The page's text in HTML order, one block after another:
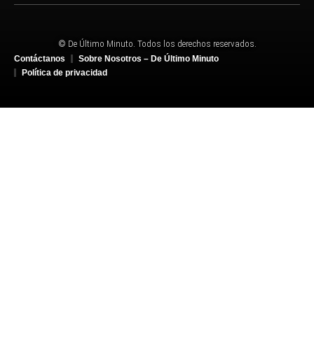
© De Último Minuto. Todos los derechos reservados.
Contáctanos
Sobre Nosotros – De Último Minuto
Política de privacidad